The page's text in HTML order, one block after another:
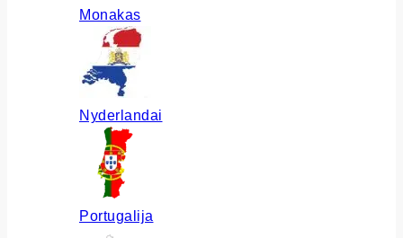
Monakas
Nyderlandai
Portugalija